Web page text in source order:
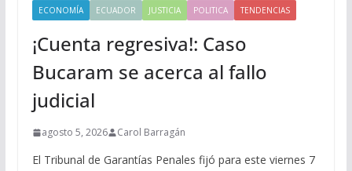
ECONOMÍA ECUADOR JUSTICIA POLITICA TENDENCIAS
¡Cuenta regresiva!: Caso
Bucaram se acerca al fallo
judicial
agosto 5, 2026 Carol Barragán
El Tribunal de Garantías Penales fijó para este viernes 7